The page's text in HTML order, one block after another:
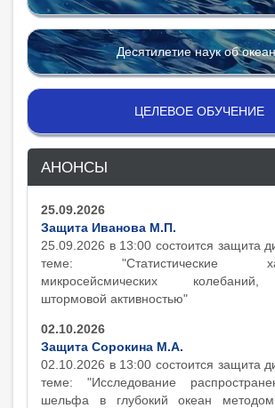
Десятилетие наук об
ЦЕЛЕВОЕ ОБУЧЕНИЕ
АНОНСЫ
25.09.2026
Защита Иванова М.П.
25.09.2026 в 13:00 состоится защита
теме: "Статистические
микросейсмических
штормовой активностью"
02.10.2026
Защита Сорокина М.А.
02.10.2026 в 13:00 состоится защита
теме: "Исследование
шельфа в глубокий океан